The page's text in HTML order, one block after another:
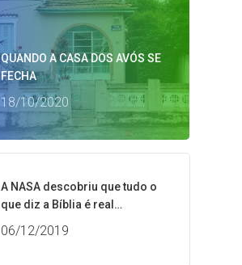
QUANDO A CASA DOS AVÓS SE
FECHA
18/10/2020
A NASA descobriu que tudo o
que diz a Bíblia é real…
06/12/2019